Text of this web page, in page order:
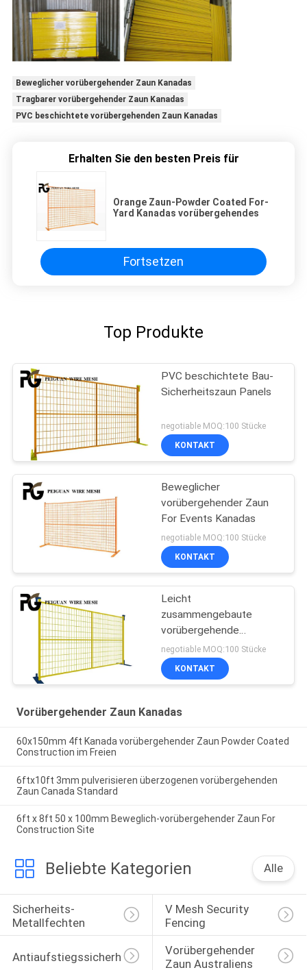
Beweglicher vorübergehender Zaun Kanadas
Tragbarer vorübergehender Zaun Kanadas
PVC beschichtete vorübergehenden Zaun Kanadas
Erhalten Sie den besten Preis für
Orange Zaun-Powder Coated For-
Yard Kanadas vorübergehendes
Fortsetzen
Top Produkte
PVC beschichtete Bau-
Sicherheitszaun Panels
negotiable MOQ:100 Stücke
KONTAKT
Beweglicher
vorübergehender Zaun
For Events Kanadas
negotiable MOQ:100 Stücke
KONTAKT
Leicht
zusammengebaute
vorübergehende
fechtende Platten
negotiable MOQ:100 Stücke
KONTAKT
Vorübergehender Zaun Kanadas
60x150mm 4ft Kanada vorübergehender Zaun Powder Coated
Construction im Freien
6ftx10ft 3mm pulverisieren überzogenen vorübergehenden
Zaun Canada Standard
6ft x 8ft 50 x 100mm Beweglich-vorübergehender Zaun For
Construction Site
Beliebte Kategorien Alle
Sicherheits-
Metallfechten
V Mesh Security
Fencing
AntiaufstiegssicherheitsfechtenVorübergehender
Zaun Australiens